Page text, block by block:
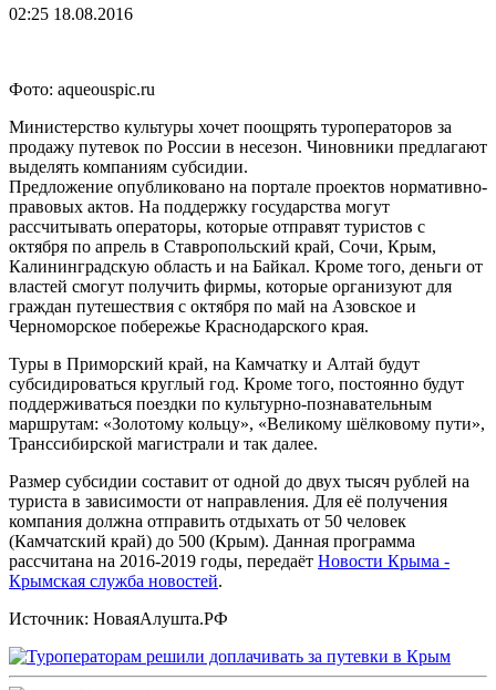
02:25 18.08.2016
Фото: aqueouspic.ru
Министерство культуры хочет поощрять туроператоров за
продажу путевок по России в несезон. Чиновники предлагают
выделять компаниям субсидии.
Предложение опубликовано на портале проектов нормативно-
правовых актов. На поддержку государства могут
рассчитывать операторы, которые отправят туристов с
октября по апрель в Ставропольский край, Сочи, Крым,
Калининградскую область и на Байкал. Кроме того, деньги от
властей смогут получить фирмы, которые организуют для
граждан путешествия с октября по май на Азовское и
Черноморское побережье Краснодарского края.
Туры в Приморский край, на Камчатку и Алтай будут
субсидироваться круглый год. Кроме того, постоянно будут
поддерживаться поездки по культурно-познавательным
маршрутам: «Золотому кольцу», «Великому шёлковому пути»,
Транссибирской магистрали и так далее.
Размер субсидии составит от одной до двух тысяч рублей на
туриста в зависимости от направления. Для её получения
компания должна отправить отдыхать от 50 человек
(Камчатский край) до 500 (Крым). Данная программа
рассчитана на 2016-2019 годы, передаёт Новости Крыма -
Крымская служба новостей.
Источник: НоваяАлушта.РФ